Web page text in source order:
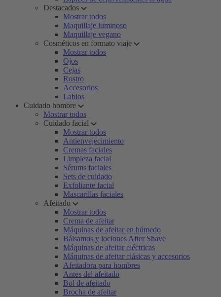
Destacados
Mostrar todos
Maquillaje luminoso
Maquillaje vegano
Cosméticos en formato viaje
Mostrar todos
Ojos
Cejas
Rostro
Accesorios
Labios
Cuidado hombre
Mostrar todos
Cuidado facial
Mostrar todos
Antienvejecimiento
Cremas faciales
Limpieza facial
Sérums faciales
Sets de cuidado
Exfoliante facial
Mascarillas faciales
Afeitado
Mostrar todos
Crema de afeitar
Máquinas de afeitar en húmedo
Bálsamos y lociones After Shave
Máquinas de afeitar eléctricas
Máquinas de afeitar clásicas y accesorios
Afeitadora para hombres
Antes del afeitado
Bol de afeitado
Brocha de afeitar